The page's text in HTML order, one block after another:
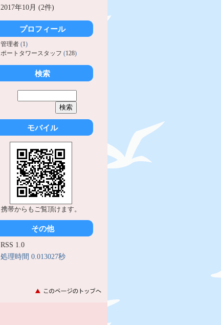
2017年10月 (2件)
プロフィール
管理者 (1)
ポートタワースタッフ (128)
検索
モバイル
携帯からもご覧頂けます。
その他
RSS 1.0
処理時間 0.013027秒